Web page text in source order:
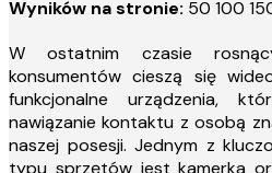
Wyników na stronie: 50 100
W ostatnim czasie
konsumentów cieszą się
funkcjonalne urządzenia,
nawiązanie kontaktu z osobą
naszej posesji. Jednym z
typu sprzętów jest kamerka